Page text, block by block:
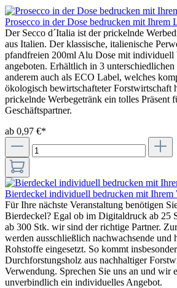
Prosecco in der Dose bedrucken mit Ihrem
Der Secco d´Italia ist der prickelnde
aus Italien. Der klassische, italienische
pfandfreien 200ml Alu Dose mit individuell
angeboten. Erhältlich in 3
anderem auch als ECO Label, welches
ökologisch bewirtschafteter Forstwirtschaft
prickelnde Werbegetränk ein tolles Präsent
Geschäftspartner.
ab 0,97 €*
Bierdeckel individuell bedrucken mit Ihrem
Für Ihre nächste Veranstaltung benötigen
Bierdeckel? Egal ob im Digitaldruck ab 25
ab 300 Stk. wir sind der richtige Partner.
werden ausschließlich nachwachsende
Rohstoffe eingesetzt. So kommt
Durchforstungsholz aus nachhaltiger
Verwendung. Sprechen Sie uns an und wir
unverbindlich ein individuelles Angebot.